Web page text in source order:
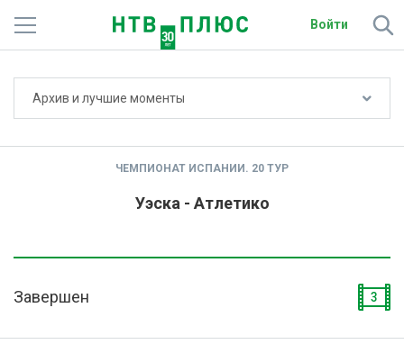
Войти
Архив и лучшие моменты
ЧЕМПИОНАТ ИСПАНИИ. 20 ТУР
Уэска - Атлетико
Завершен 3